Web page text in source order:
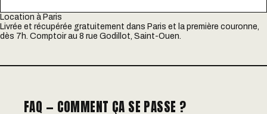
Location à Paris
Livrée et récupérée gratuitement dans Paris et la première couronne,
dès 7h. Comptoir au 8 rue Godillot, Saint-Ouen.
FAQ — COMMENT ÇA SE PASSE ?